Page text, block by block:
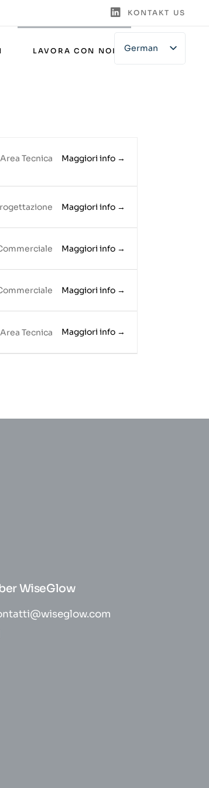
KONTAKT US
LAVORA CON NOI
German
English
Area Tecnica Maggiori info
Maggiori info
Maggiori info
Maggiori info
Area Tecnica Maggiori info
WiseGlow